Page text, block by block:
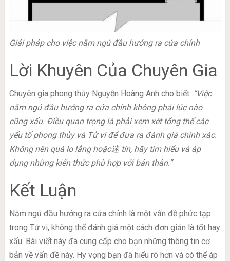
Giải pháp cho việc nằm ngủ đầu hướng ra cửa chính
Lời Khuyên Của Chuyên Gia
Chuyên gia phong thủy Nguyễn Hoàng Anh cho biết: “Việc
nằm ngủ đầu hướng ra cửa chính không phải lúc nào
cũng xấu. Điều quan trọng là phải xem xét tổng thể các
yếu tố phong thủy và Tử vi để đưa ra đánh giá chính xác.
Không nên quá lo lắng hoặc迷 tín, hãy tìm hiểu và áp
dụng những kiến thức phù hợp với bản thân.”
Kết Luận
Nằm ngủ đầu hướng ra cửa chính là một vấn đề phức tạp
trong Tử vi, không thể đánh giá một cách đơn giản là tốt hay
xấu. Bài viết này đã cung cấp cho bạn những thông tin cơ
bản về vấn đề này. Hy vọng bạn đã hiểu rõ hơn và có thể áp